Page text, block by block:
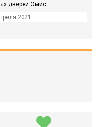
дверей Омис
2021